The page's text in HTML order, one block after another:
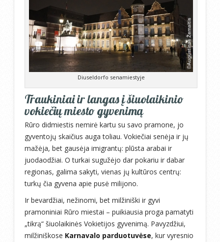
Diuseldorfo senamiestyje
Traukiniai ir langas į šiuolaikinio
vokiečių miesto gyvenimą
Rūro didmiestis nemirė kartu su savo pramone, jo
gyventojų skaičius auga toliau. Vokiečiai senėja ir jų
mažėja, bet gausėja imigrantų: plūsta arabai ir
juodaodžiai. O turkai sugužėjo dar pokariu ir dabar
regionas, galima sakyti, vienas jų kultūros centrų:
turkų čia gyvena apie pusė milijono.
Ir bevardžiai, nežinomi, bet milžiniški ir gyvi
pramoniniai Rūro miestai – puikiausia proga pamatyti
„tikrą“ šiuolaikinės Vokietijos gyvenimą. Pavyzdžiui,
milžiniškose Karnavalo parduotuvėse, kur vyresnio